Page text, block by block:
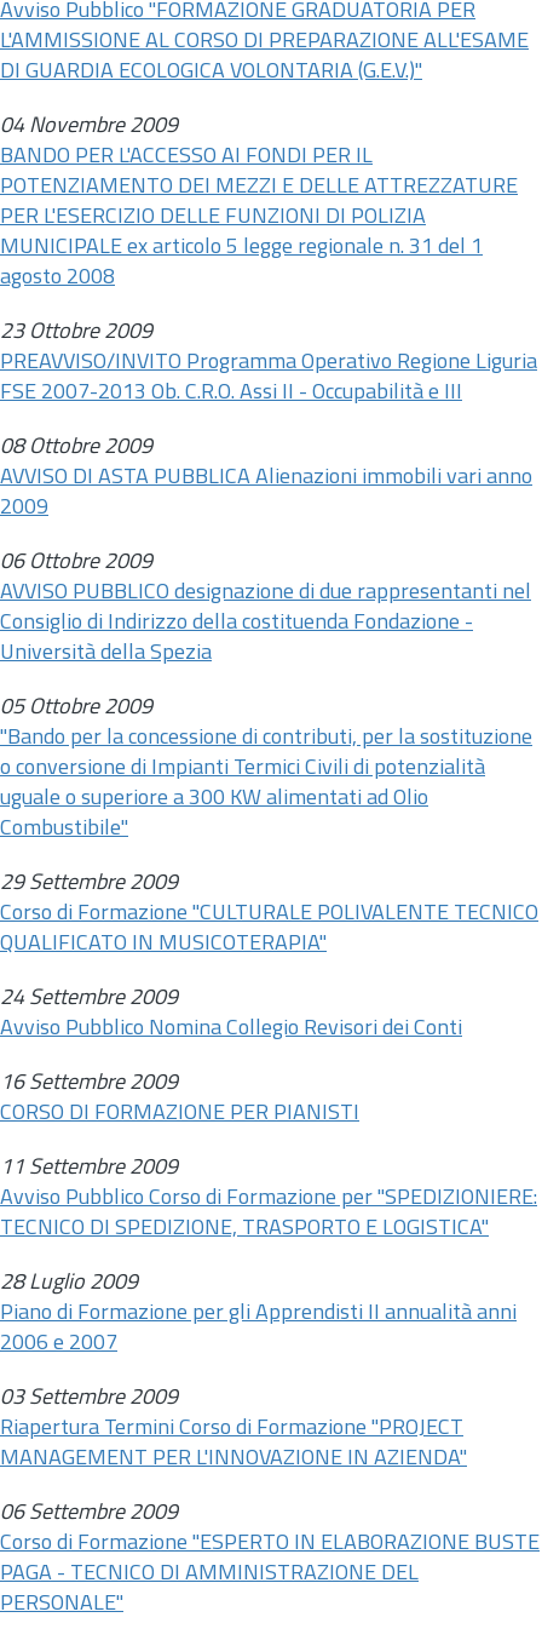
Avviso Pubblico "FORMAZIONE GRADUATORIA PER
L'AMMISSIONE AL CORSO DI PREPARAZIONE ALL'ESAME
DI GUARDIA ECOLOGICA VOLONTARIA (G.E.V.)"
04 Novembre 2009
BANDO PER L'ACCESSO AI FONDI PER IL
POTENZIAMENTO DEI MEZZI E DELLE ATTREZZATURE
PER L'ESERCIZIO DELLE FUNZIONI DI POLIZIA
MUNICIPALE ex articolo 5 legge regionale n. 31 del 1
agosto 2008
23 Ottobre 2009
PREAVVISO/INVITO Programma Operativo Regione Liguria
FSE 2007-2013 Ob. C.R.O. Assi II - Occupabilità e III
08 Ottobre 2009
AVVISO DI ASTA PUBBLICA Alienazioni immobili vari anno
2009
06 Ottobre 2009
AVVISO PUBBLICO designazione di due rappresentanti nel
Consiglio di Indirizzo della costituenda Fondazione -
Università della Spezia
05 Ottobre 2009
"Bando per la concessione di contributi, per la sostituzione
o conversione di Impianti Termici Civili di potenzialità
uguale o superiore a 300 KW alimentati ad Olio
Combustibile"
29 Settembre 2009
Corso di Formazione "CULTURALE POLIVALENTE TECNICO
QUALIFICATO IN MUSICOTERAPIA"
24 Settembre 2009
Avviso Pubblico Nomina Collegio Revisori dei Conti
16 Settembre 2009
CORSO DI FORMAZIONE PER PIANISTI
11 Settembre 2009
Avviso Pubblico Corso di Formazione per "SPEDIZIONIERE:
TECNICO DI SPEDIZIONE, TRASPORTO E LOGISTICA"
28 Luglio 2009
Piano di Formazione per gli Apprendisti II annualità anni
2006 e 2007
03 Settembre 2009
Riapertura Termini Corso di Formazione "PROJECT
MANAGEMENT PER L'INNOVAZIONE IN AZIENDA"
06 Settembre 2009
Corso di Formazione "ESPERTO IN ELABORAZIONE BUSTE
PAGA - TECNICO DI AMMINISTRAZIONE DEL
PERSONALE"